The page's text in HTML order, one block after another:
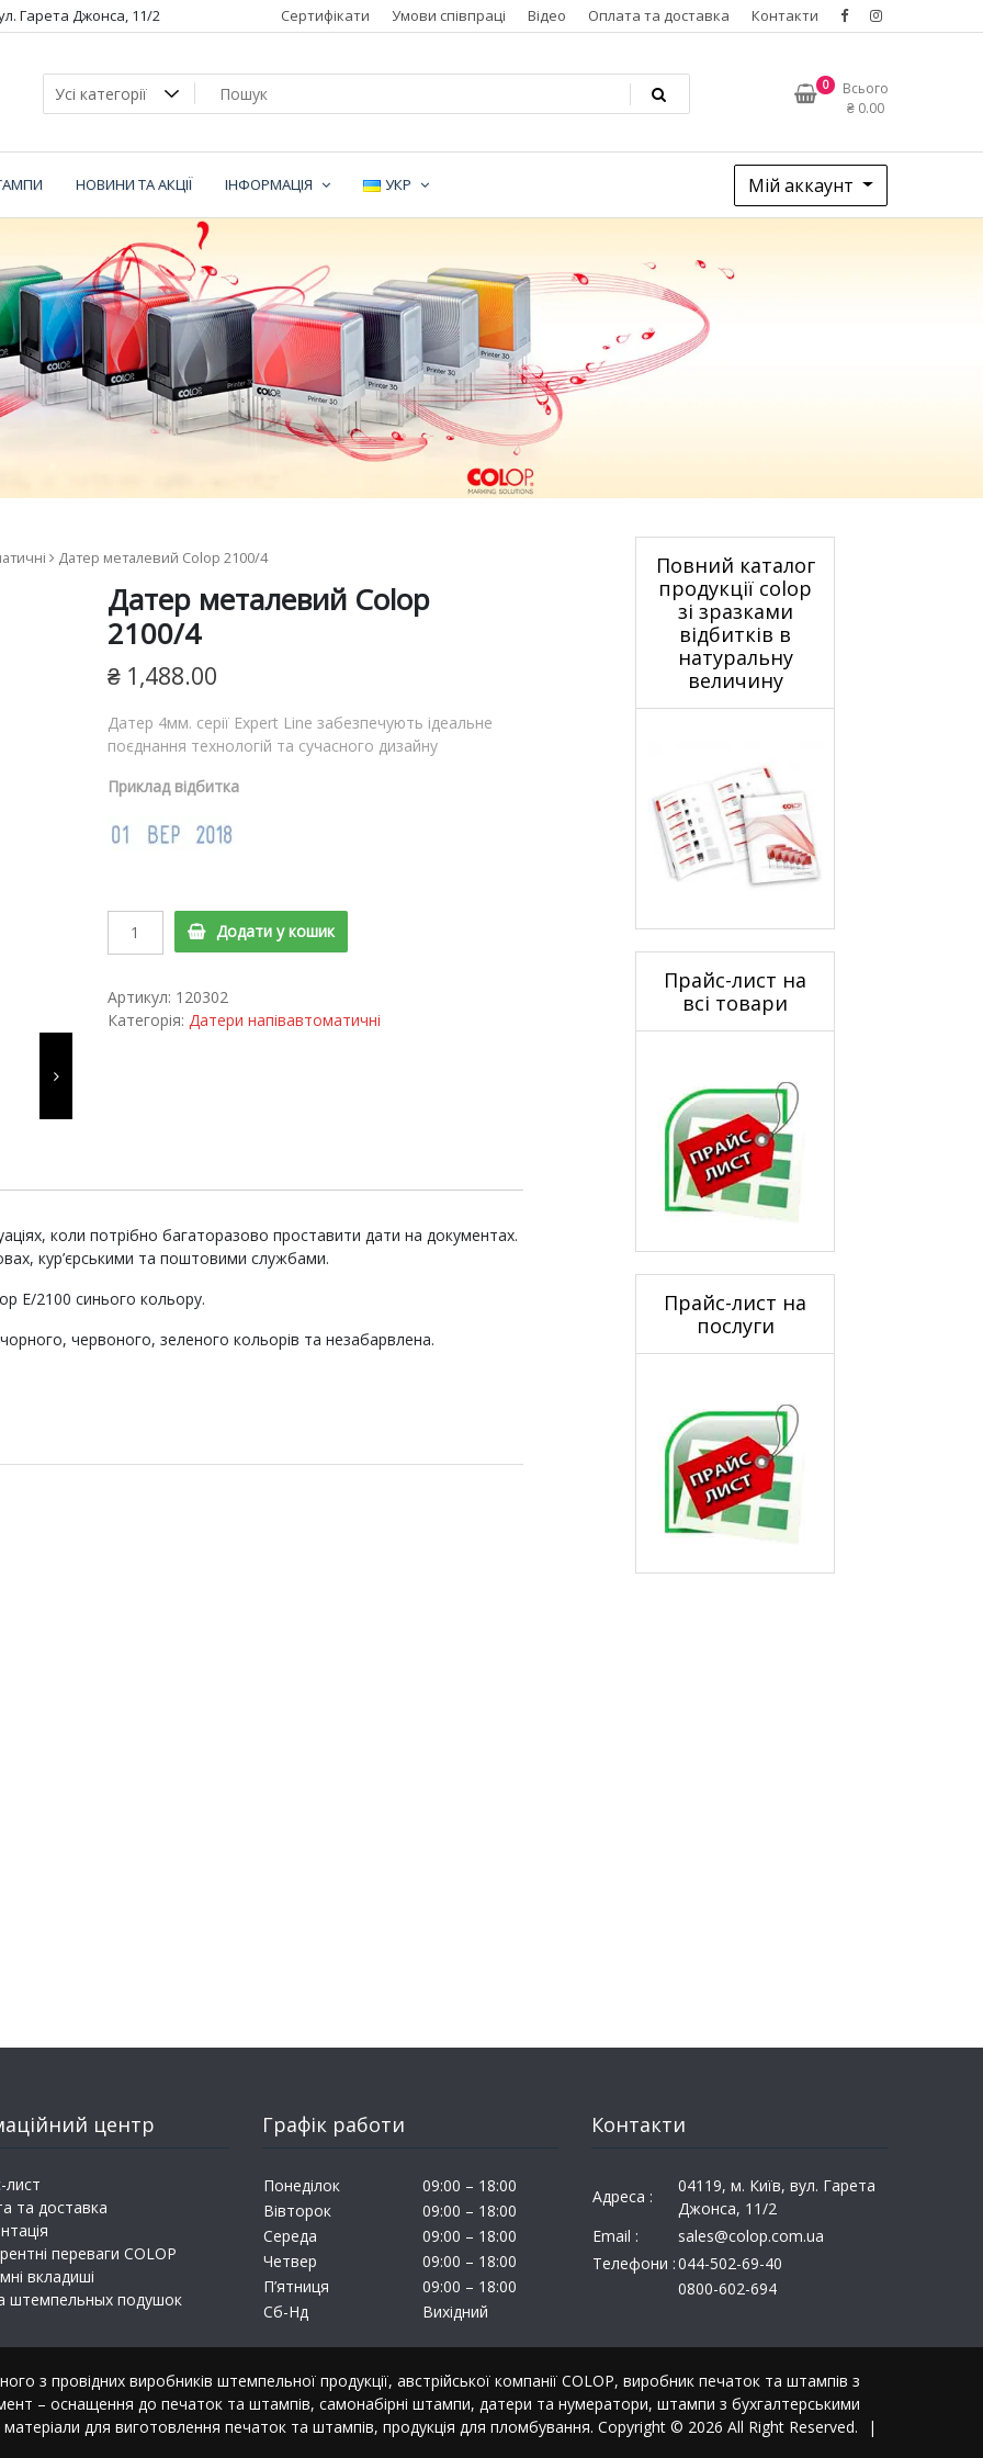
Гарета Джонса, 11/2 Сертифікати Умови співпраці Відео Оплата та доставка Контакти
0
Всього
₴ 0.00
НОВИНИ ТА АКЦІЇ ІНФОРМАЦІЯ УКР Мій аккаунт
Датер металевий Colop 2100/4
Датер металевий Colop
2100/4
₴1,488.00
Датер 4мм. серії Expert Line забезпечують ідеальне
поєднання технологій та сучасного дизайну
Приклад відбитка
металевий
2100/4
quantity
Додати у кошик
Артикул: 120302
Категорія: Датери напівавтоматичні
коли потрібно багаторазово проставити дати на документах.
кур’єрськими та поштовими службами.
E/2100 синього кольору.
червоного, зеленого кольорів та незабарвлена.
Повний каталог
продукції colop
зі зразками
відбитків в
натуральну
величину
Прайс-лист на
всі товари
Прайс-лист на
послуги
центр
лист
та доставка
переваги COLOP
вкладиші
штемпельных подушок
Графік работи
Понеділок
09:00 – 18:00
Вівторок
09:00 – 18:00
Середа
09:00 – 18:00
Четвер
09:00 – 18:00
П’ятниця
09:00 – 18:00
Сб-Нд
Вихідний
Контакти
Адреса :
04119, м. Київ, вул. Гарета
Джонса, 11/2
Email :
sales@colop.com.ua
Телефони :044-502-69-40
0800-602-694
з провідних виробників штемпельної продукції, австрійської компанії COLOP, виробник печаток та штампів з
– оснащення до печаток та штампів, самонабірні штампи, датери та нумератори, штампи з бухгалтерськими
для виготовлення печаток та штампів, продукція для пломбування. Copyright © 2026 All Right Reserved.
|